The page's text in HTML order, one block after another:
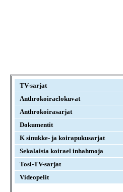
TV-sarjat
Anthrokoiraelokuvat
Anthrokoirasarjat
Dokumentit
K sinukke- ja koirapukusarjat
Sekalaisia koirael inhahmoja
Tosi-TV-sarjat
Videopelit